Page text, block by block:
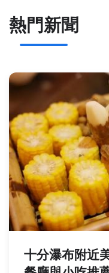
熱門新聞
十分瀑布附近